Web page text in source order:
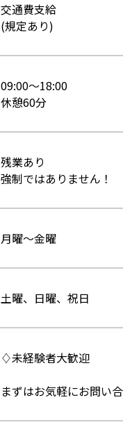
交通費支給
(規定あり)
09:00～18:00
休憩60分
残業あり
強制ではありません！
月曜～金曜
土曜、日曜、祝日
♢未経験者大歓迎
まずはお気軽にお問い